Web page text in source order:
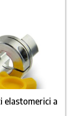
elastomerici a